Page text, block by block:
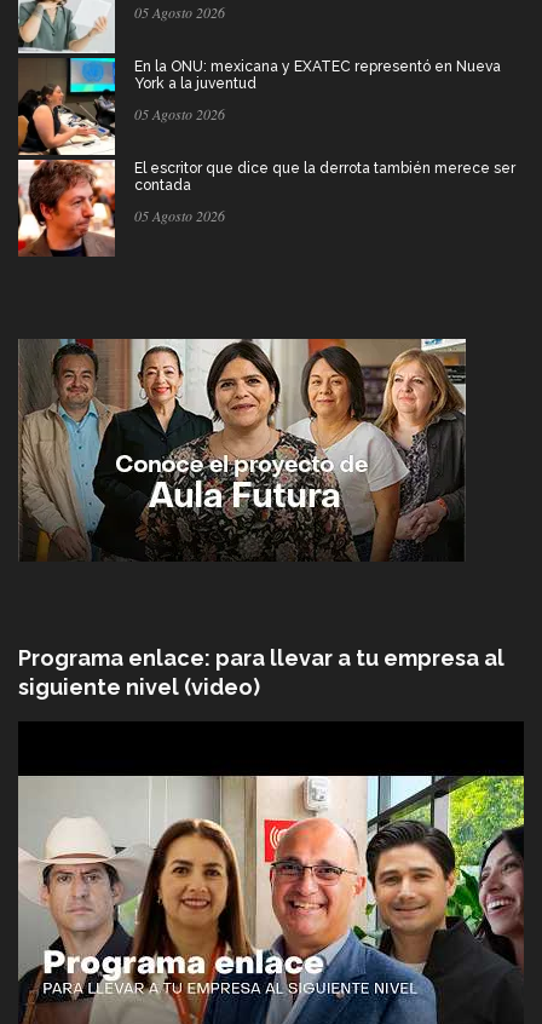
05 Agosto 2026
En la ONU: mexicana y EXATEC representó en Nueva
York a la juventud
05 Agosto 2026
El escritor que dice que la derrota también merece ser
contada
05 Agosto 2026
Programa enlace: para llevar a tu empresa al
siguiente nivel (video)